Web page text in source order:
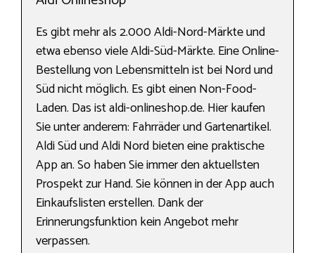
Es gibt mehr als 2.000 Aldi-Nord-Märkte und
etwa ebenso viele Aldi-Süd-Märkte. Eine Online-
Bestellung von Lebensmitteln ist bei Nord und
Süd nicht möglich. Es gibt einen Non-Food-
Laden. Das ist aldi-onlineshop.de. Hier kaufen
Sie unter anderem: Fahrräder und Gartenartikel.
Aldi Süd und Aldi Nord bieten eine praktische
App an. So haben Sie immer den aktuellsten
Prospekt zur Hand. Sie können in der App auch
Einkaufslisten erstellen. Dank der
Erinnerungsfunktion kein Angebot mehr
verpassen.